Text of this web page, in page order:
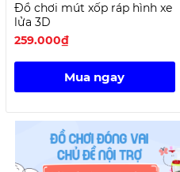
Đồ chơi mút xốp ráp hình xe
lửa 3D
259.000₫
Mua ngay